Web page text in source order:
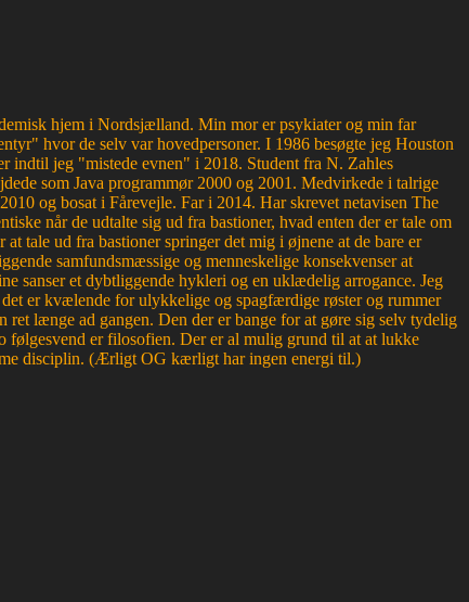
hjem i Nordsjælland. Min mor er psykiater og min far
hvor de selv var hovedpersoner. I 1986 besøgte jeg Houston
indtil jeg "mistede evnen" i 2018. Student fra N. Zahles
som Java programmør 2000 og 2001. Medvirkede i talrige
og bosat i Fårevejle. Far i 2014. Har skrevet netavisen The
når de udtalte sig ud fra bastioner, hvad enten der er tale om
tale ud fra bastioner springer det mig i øjnene at de bare er
samfundsmæssige og menneskelige konsekvenser at
sanser et dybtliggende hykleri og en uklædelig arrogance. Jeg
er kvælende for ulykkelige og spagfærdige røster og rummer
længe ad gangen. Den der er bange for at gøre sig selv tydelig
følgesvend er filosofien. Der er al mulig grund til at at lukke
disciplin. (Ærligt OG kærligt har ingen energi til.)